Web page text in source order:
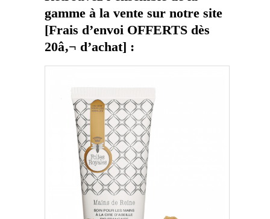
gamme à la vente sur notre site
[Frais d’envoi OFFERTS dès
20â‚¬ d’achat] :